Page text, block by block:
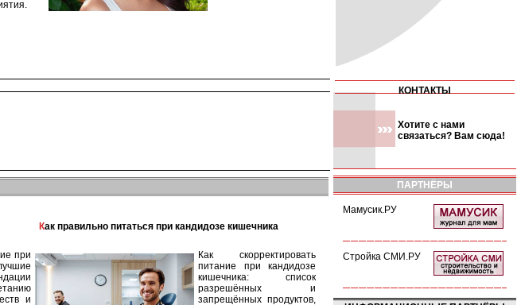
КОНТАКТЫ
Хотите с нами
связаться? Вам сюда!
при
и
Как правильно питаться при кандидозе кишечника
Как скорректировать
питание при кандидозе
кишечника: список
разрешённых и
запрещённых продуктов,
ПАРТНЁРЫ
Мамусик.РУ
Стройка СМИ.РУ